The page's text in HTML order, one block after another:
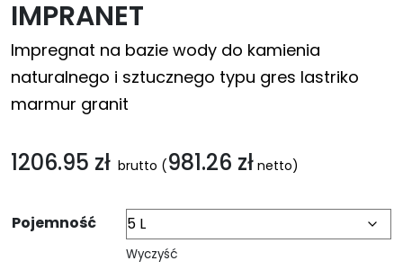
IMPRANET
Impregnat na bazie wody do kamienia
naturalnego i sztucznego typu gres lastriko
marmur granit
1206.95 zł brutto (981.26 zł netto)
Pojemność
Wyczyść